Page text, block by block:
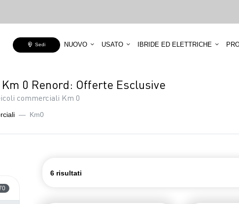
Sedi NUOVO USATO IBRIDE ED ELETTRICHE
0 Renord: Offerte Esclusive
commerciali Km 0
Km0
6 risultati